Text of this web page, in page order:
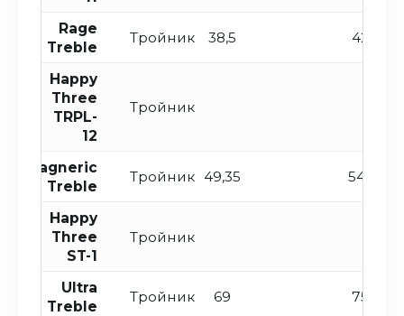
Rage
Treble
Тройник 38,5 42,7
Happy
Three
TRPL-
12
Тройник
Magneric
Treble
Тройник 49,35 54,35
Happy
Three
ST-1
Тройник
Ultra
Treble
Тройник 69 75,9